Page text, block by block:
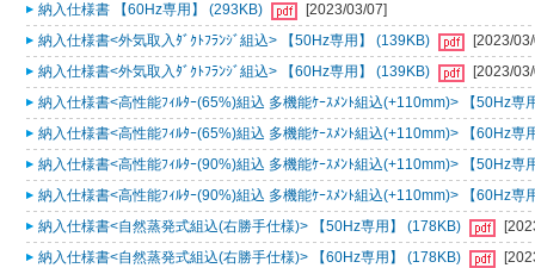
納入仕様書 【60Hz専用】 (293KB)
[2023/03/07]
納入仕様書<外気取入ﾀﾞｸﾄﾌﾗﾝｼﾞ組込> 【50Hz専用】 (139KB)
[2023/
納入仕様書<外気取入ﾀﾞｸﾄﾌﾗﾝｼﾞ組込> 【60Hz専用】 (139KB)
[2023/
納入仕様書<高性能ﾌｨﾙﾀｰ(65%)組込 多機能ｹｰｽﾒﾝﾄ組込(+110mm)> 【50Hz専
納入仕様書<高性能ﾌｨﾙﾀｰ(65%)組込 多機能ｹｰｽﾒﾝﾄ組込(+110mm)> 【60Hz専
納入仕様書<高性能ﾌｨﾙﾀｰ(90%)組込 多機能ｹｰｽﾒﾝﾄ組込(+110mm)> 【50Hz専
納入仕様書<高性能ﾌｨﾙﾀｰ(90%)組込 多機能ｹｰｽﾒﾝﾄ組込(+110mm)> 【60Hz専
納入仕様書<自然蒸発式組込(右勝手仕様)> 【50Hz専用】 (178KB)
納入仕様書<自然蒸発式組込(右勝手仕様)> 【60Hz専用】 (178KB)